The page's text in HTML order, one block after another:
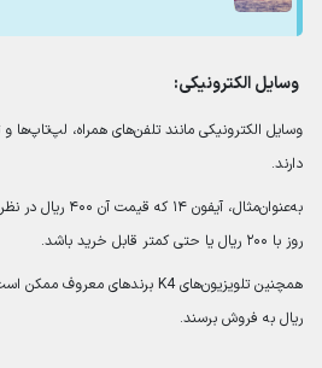
وسایل الکترونیکی:
دارند.
به‌عنوان‌مثال،
روز با ۲۰۰ ریال یا حتی کمتر قابل خرید باشد.
ریال به فروش برسند.